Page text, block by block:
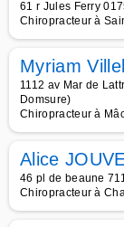
61 r Jules Ferry
Chiropracteur à
Myriam
1112 av Mar de
Domsure)
Chiropracteur à
Alice
46 pl de beaune
Chiropracteur à